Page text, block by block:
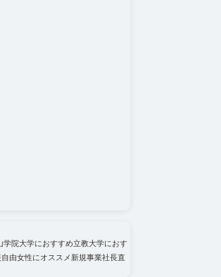
学院大学におすすめ立教大学におす
由女性にオススメ新規事業社長直